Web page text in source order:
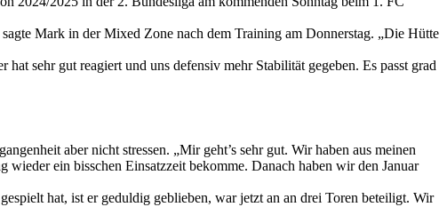
Mark in der Mixed Zone nach dem Training am Donnerstag. „Die Hütte
sehr gut reagiert und uns defensiv mehr Stabilität gegeben. Es passt grad
aber nicht stressen. „Mir geht’s sehr gut. Wir haben aus meinen
ein bisschen Einsatzzeit bekomme. Danach haben wir den Januar
hat, ist er geduldig geblieben, war jetzt an an drei Toren beteiligt. Wir